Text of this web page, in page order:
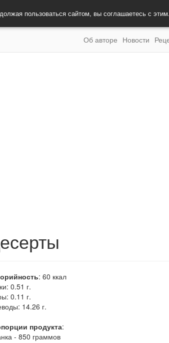
пользоваться сайтом, вы соглашаетесь с этим.
Об авторе Новости
: 60 ккал
0.51 г.
0.11 г.
14.26 г.
продукта:
- 850 граммов